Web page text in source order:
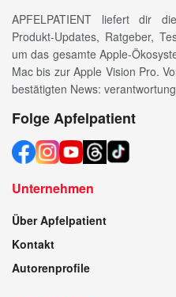
APFELPATIENT liefert dir
Produkt-Updates, Ratgeber,
um das gesamte Apple-
Mac bis zur Apple Vision Pro.
bestätigten News:
Folge Apfelpatient
Unternehmen
Über Apfelpatient
Kontakt
Autorenprofile